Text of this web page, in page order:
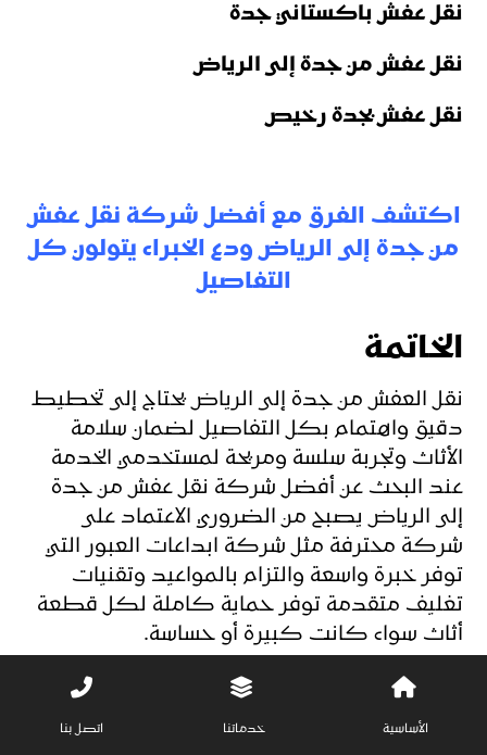
نقل عفش باكستاني جدة
نقل عفش من جدة إلى الرياض
نقل عفش بجدة رخيص
اكتشف الفرق مع أفضل شركة نقل عفش
من جدة إلى الرياض ودع الخبراء يتولون كل
التفاصيل
الخاتمة
نقل العفش من جدة إلى الرياض يحتاج إلى تخطيط
دقيق واهتمام بكل التفاصيل لضمان سلامة
الأثاث وتجربة سلسة ومريحة لمستخدمي الخدمة
عند البحث عن أفضل شركة نقل عفش من جدة
إلى الرياض يصبح من الضروري الاعتماد على
شركة محترفة مثل شركة ابداعات العبور التي
توفر خبرة واسعة والتزام بالمواعيد وتقنيات
تغليف متقدمة توفر حماية كاملة لكل قطعة
أثاث سواء كانت كبيرة أو حساسة.
الاعتماد على شركة متخصصة يقلل المخاطر
ويجنب المستخدم مشاكل التأخير أو التلف
الأساسية خدماتنا اتصل بنا